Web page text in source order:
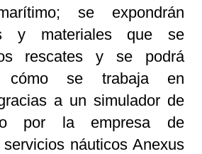
se expondrán
y materiales que se
rescates y se podrá
cómo se trabaja en
a un simulador de
por la empresa de
náuticos Anexus